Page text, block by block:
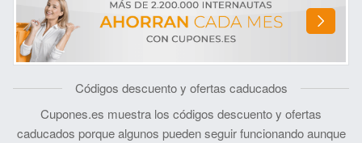
Códigos descuento y ofertas caducados
Cupones.es muestra los códigos descuento y ofertas
caducados porque algunos pueden seguir funcionando aunque